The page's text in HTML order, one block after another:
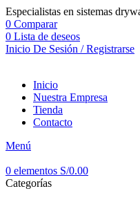
Especialistas en sistemas
0 Comparar
0 Lista de deseos
Inicio De Sesión / Registrarse
Inicio
Nuestra Empresa
Tienda
Contacto
Menú
0 elementos S/0.00
Categorías